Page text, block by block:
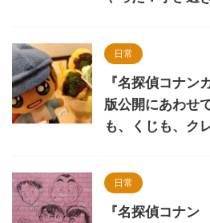
日常
『名探偵コナ
版公開にあわせ
も、くじも、ク
日常
『名探偵コナ